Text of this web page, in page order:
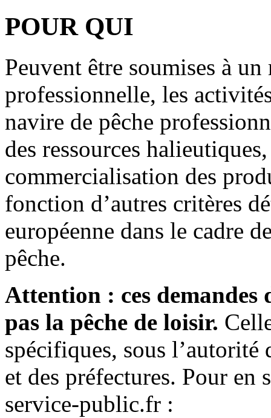
POUR QUI
Peuvent être soumises à
professionnelle, les
navire de pêche
des ressources
commercialisation des
fonction d’autres critères
européenne dans le cadre
pêche.
Attention : ces demandes
pas la pêche de loisir.
spécifiques, sous l’autorité
et des préfectures. Pour
service-public.fr :